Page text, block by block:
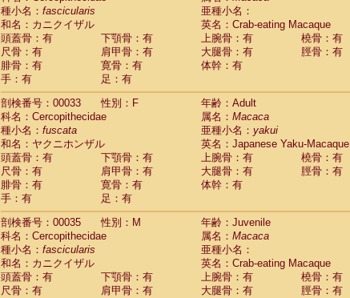
Cercopithecidae hybrid(2)
Cercopithecidae (0)
CercopithecidaeAllenopithecus nigroviridis
CercopithecidaeCercopithecus ascanius
CercopithecidaeCercopithecus ascanius schmidti
CercopithecidaeCercopithecus cephus
CercopithecidaeCercopithecus diana (0)
CercopithecidaeCercopithecus hamlyni
Cercopithecidae Cercopithecus lhoesti
Cercopithecidae Cercopithecus mitis(1)
CercopithecidaeCercopithecus mitis doggetti
CercopithecidaeCercopithecus mitis albogularis(0)
CercopithecidaeCercopithecus mona
CercopithecidaeCercopithecus neglectus
CercopithecidaeCercopithecus nigroviridis(0)
CercopithecidaeCercopithecus petaurista buettikoferi
Cercopithecidae Cercopithecusspp.(0)
Cercopithecidae Chlorocebus aethiops
CercopithecidaeChlorocebus pygerythrus cynosuros (0)
CercopithecidaeErythrocebus patas (46)
種小名： fascicularis
亜種小名：
和名：カニクイザル
英名：Crab-eating Macaque
頭蓋骨：有
下顎骨：有 上腕骨：有
橈骨：有
尺骨：有
肩甲骨：有 大腿骨：有
脛骨：有
腓骨：有
寛骨：有
体幹：有
手：有
足：有
剖検番号：00033
性別：F
年齢：Adult
科名：Cercopithecidae
属名： Macaca
種小名： fuscata 亜種小名： yakui
和名：ヤクニホンザル
英名：Japanese Yaku-Macaque
頭蓋骨：有
下顎骨：有 上腕骨：有
橈骨：有
尺骨：有
肩甲骨：有 大腿骨：有
脛骨：有
腓骨：有
寛骨：有
体幹：有
手：有
足：有
剖検番号：00035
性別：M
年齢：Juvenile
科名：Cercopithecidae
属名： Macaca
種小名： fascicularis
亜種小名：
和名：カニクイザル
英名：Crab-eating Macaque
頭蓋骨：有
下顎骨：有 上腕骨：有
橈骨：有
尺骨：有
肩甲骨：有 大腿骨：有
脛骨：有